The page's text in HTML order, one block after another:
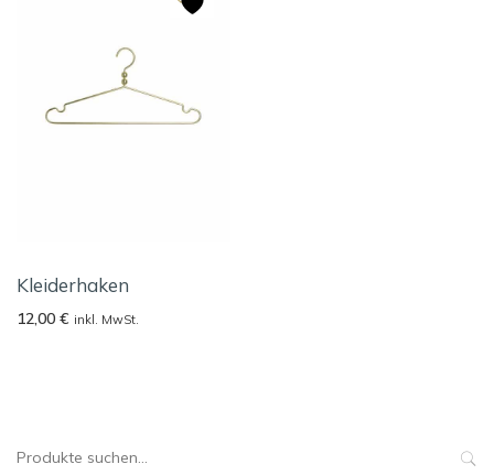
Kleiderhaken
12,00 € inkl. MwSt.
Suche